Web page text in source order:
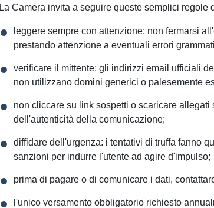
La Camera invita a seguire queste semplici regole
leggere sempre con attenzione: non fermarsi
prestando attenzione a eventuali errori
verificare il mittente: gli indirizzi email ufficiali
non utilizzano domini generici o palesemente
non cliccare su link sospetti o scaricare
dell'autenticità della comunicazione;
diffidare dell'urgenza: i tentativi di truffa fanno
sanzioni per indurre l'utente ad agire d'impulso;
prima di pagare o di comunicare i dati,
l'unico versamento obbligatorio richiesto